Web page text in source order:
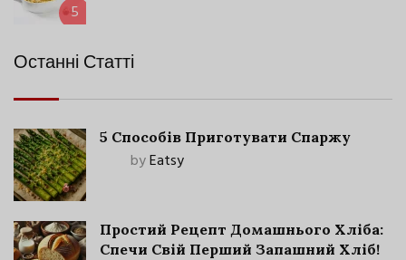
5
Останні Статті
5 Способів Приготувати Спаржу
byEatsy
Простий Рецепт Домашнього Хліба:
Спечи Свій Перший Запашний Хліб!